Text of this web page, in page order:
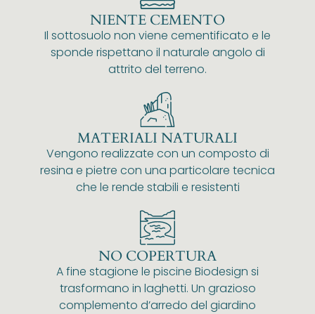
NIENTE CEMENTO
Il sottosuolo non viene cementificato e le
sponde rispettano il naturale angolo di
attrito del terreno.
MATERIALI NATURALI
Vengono realizzate con un composto di
resina e pietre con una particolare tecnica
che le rende stabili e resistenti
NO COPERTURA
A fine stagione le piscine Biodesign si
trasformano in laghetti. Un grazioso
complemento d’arredo del giardino